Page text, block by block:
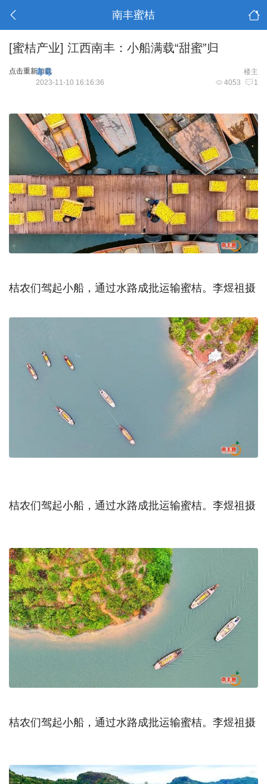
南丰蜜桔
[蜜桔产业] 江西南丰：小船满载“甜蜜”归
点击重新加载 楼主
毒毒
4053 1
2023-11-10 16:16:36
桔农们驾起小船，通过水路成批运输蜜桔。李煜祖摄
桔农们驾起小船，通过水路成批运输蜜桔。李煜祖摄
桔农们驾起小船，通过水路成批运输蜜桔。李煜祖摄